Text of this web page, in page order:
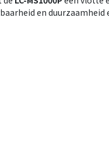
en duurzaamheid